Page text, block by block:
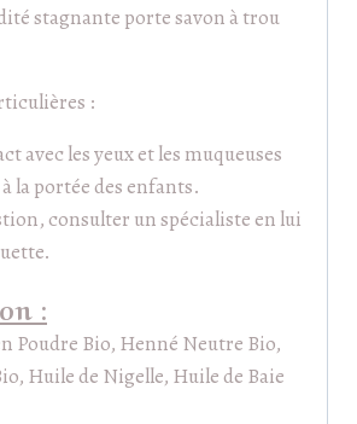
stagnante porte savon à trou
:
avec les yeux et les muqueuses
la portée des enfants.
consulter un spécialiste en lui
:
Poudre Bio, Henné Neutre Bio,
Huile de Nigelle, Huile de Baie